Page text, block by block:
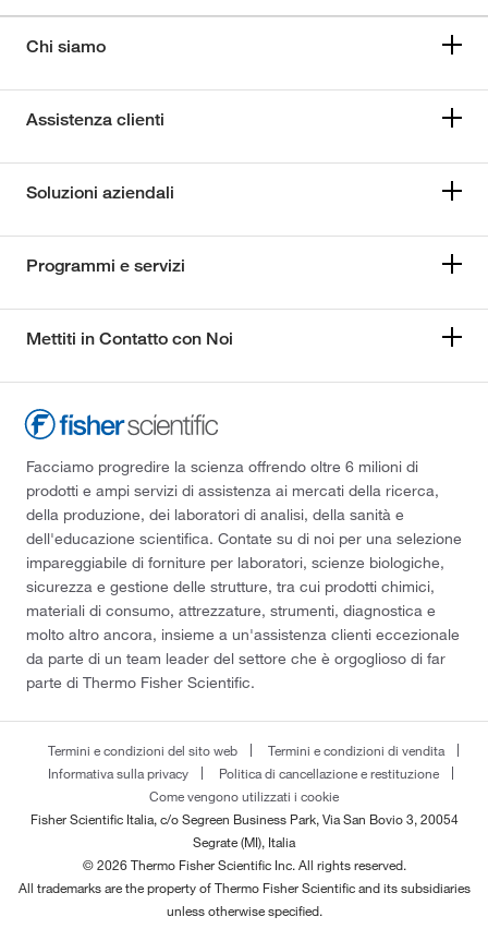
Chi siamo
Assistenza clienti
Soluzioni aziendali
Programmi e servizi
Mettiti in Contatto con Noi
Facciamo progredire la scienza offrendo oltre 6 milioni di
prodotti e ampi servizi di assistenza ai mercati della ricerca,
della produzione, dei laboratori di analisi, della sanità e
dell'educazione scientifica. Contate su di noi per una selezione
impareggiabile di forniture per laboratori, scienze biologiche,
sicurezza e gestione delle strutture, tra cui prodotti chimici,
materiali di consumo, attrezzature, strumenti, diagnostica e
molto altro ancora, insieme a un'assistenza clienti eccezionale
da parte di un team leader del settore che è orgoglioso di far
parte di Thermo Fisher Scientific.
Termini e condizioni del sito web
Termini e condizioni di vendita
Informativa sulla privacy
Politica di cancellazione e restituzione
Come vengono utilizzati i cookie
Fisher Scientific Italia, c/o Segreen Business Park, Via San Bovio 3, 20054
Segrate (MI), Italia
© 2026 Thermo Fisher Scientific Inc. All rights reserved.
All trademarks are the property of Thermo Fisher Scientific and its subsidiaries
unless otherwise specified.